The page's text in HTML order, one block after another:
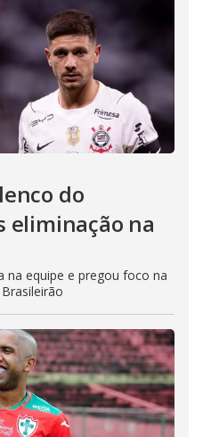
do
eliminação na
na equipe e pregou foco na